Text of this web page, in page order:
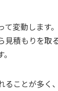
変動します
積もりを取
ことが多く